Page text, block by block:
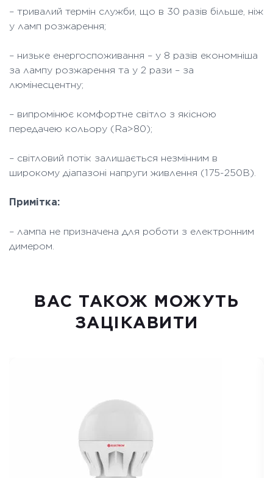
– тривалий термін служби, що в 30 разів більше, ніж
у ламп розжарення;
– низьке енергоспоживання – у 8 разів економніша
за лампу розжарення та у 2 рази – за
люмінесцентну;
– випромінює комфортне світло з якісною
передачею кольору (Ra>80);
– світловий потік залишається незмінним в
широкому діапазоні напруги живлення (175-250В).
Примітка:
– лампа не призначена для роботи з електронним
димером.
ВАC ТАКОЖ МОЖУТЬ
ЗАЦІКАВИТИ